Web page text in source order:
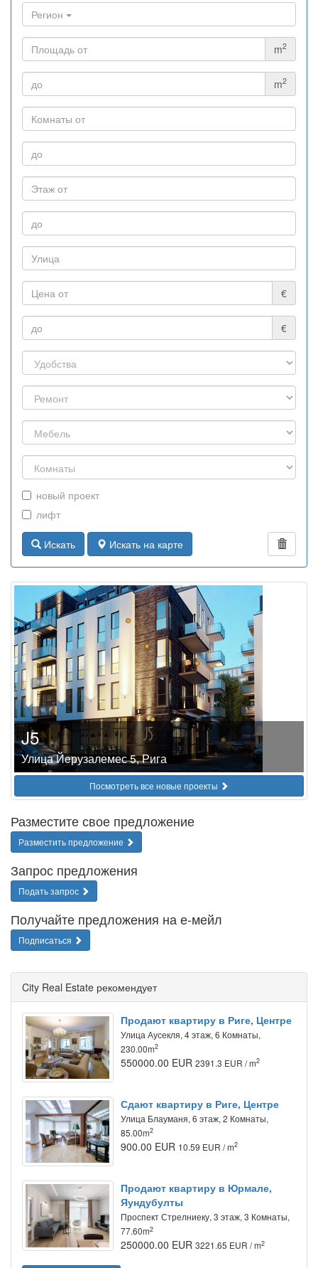
Регион
m2
m2
€
€
новый проект
лифт
Искать Искать на карте
J5
Улица Йeрузалемес 5, Рига
Посмотреть все новые проекты
Разместите свое предложение
Разместить предложение
Запрос предложения
Подать запрос
Получайте предложения на е-мейл
Подписаться
City Real Estate рекомендует
Продают квартиру в Риге, Центре
Улица Аусекля, 4 этаж, 6 Комнаты,
230.00m2
550000.00 EUR 2391.3 EUR / m2
Сдают квартиру в Риге, Центре
Улица Блауманя, 6 этаж, 2 Комнаты,
85.00m2
900.00 EUR 10.59 EUR / m2
Продают квартиру в Юрмале,
Яундубулты
Проспект Стрелниеку, 3 этаж, 3 Комнаты,
77.60m2
250000.00 EUR 3221.65 EUR / m2